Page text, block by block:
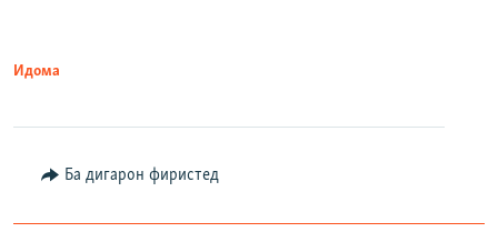
Идома
Ба дигарон фиристед